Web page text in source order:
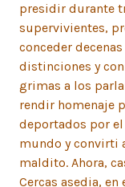
presidir durante
supervivientes,
conceder
distinciones y
grimas a los
rendir homenaje
deportados por el
mundo y convirti
maldito. Ahora,
Cercas asedia,